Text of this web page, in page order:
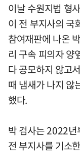
이날 수원지법 형
이 전 부지사의 국
참여재판에 나온
리 구속 피의자 양
다 공모하지 않고
때 냄새가 나지 않
했다.
박 검사는 2022년
전 부지사를 기소